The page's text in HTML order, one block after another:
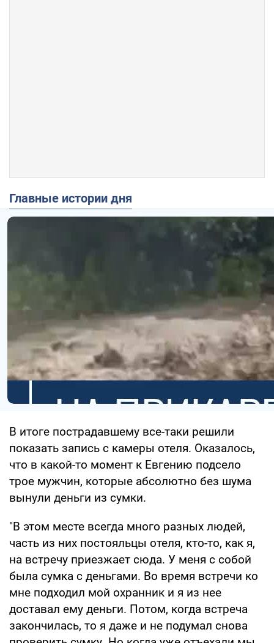
Главные истории дня
В итоге пострадавшему все-таки решили
показать запись с камеры отеля. Оказалось,
что в какой-то момент к Евгению подсело
трое мужчин, которые абсолютно без шума
вынули деньги из сумки.
"В этом месте всегда много разных людей,
часть из них постояльцы отеля, кто-то, как я,
на встречу приезжает сюда. У меня с собой
была сумка с деньгами. Во время встречи ко
мне подходил мой охранник и я из нее
доставал ему деньги. Потом, когда встреча
закончилась, то я даже и не подумал снова